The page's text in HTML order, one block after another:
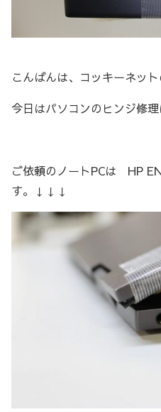
こんばんは、コッキーネット
今日はパソコンのヒンジ修理
ご依頼のノートPCは HP
す。↓↓↓